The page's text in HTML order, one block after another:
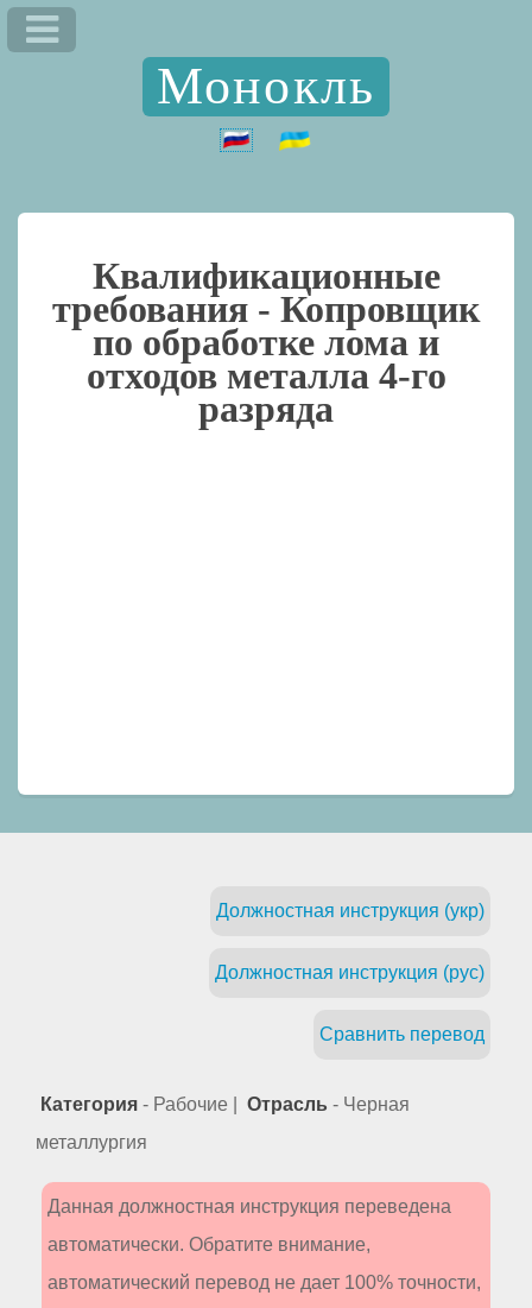
Монокль
Квалификационные
требования - Копровщик
по обработке лома и
отходов металла 4-го
разряда
Должностная инструкция (укр)
Должностная инструкция (рус)
Сравнить перевод
Категория - Рабочие | Отрасль - Черная
металлургия
Данная должностная инструкция переведена
автоматически. Обратите внимание,
автоматический перевод не дает 100% точности,